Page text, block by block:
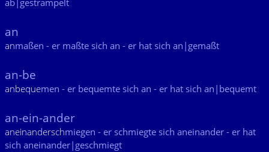
ab|gestrampelt
an
anmaßen - er maßte sich an - er hat sich an|gemaßt
an-be
anbequemen - er bequemte sich an - er hat sich an|bequemt
an-ein-ander
aneinanderschmiegen - er schmiegte sich aneinander - er hat
sich aneinander|geschmiegt